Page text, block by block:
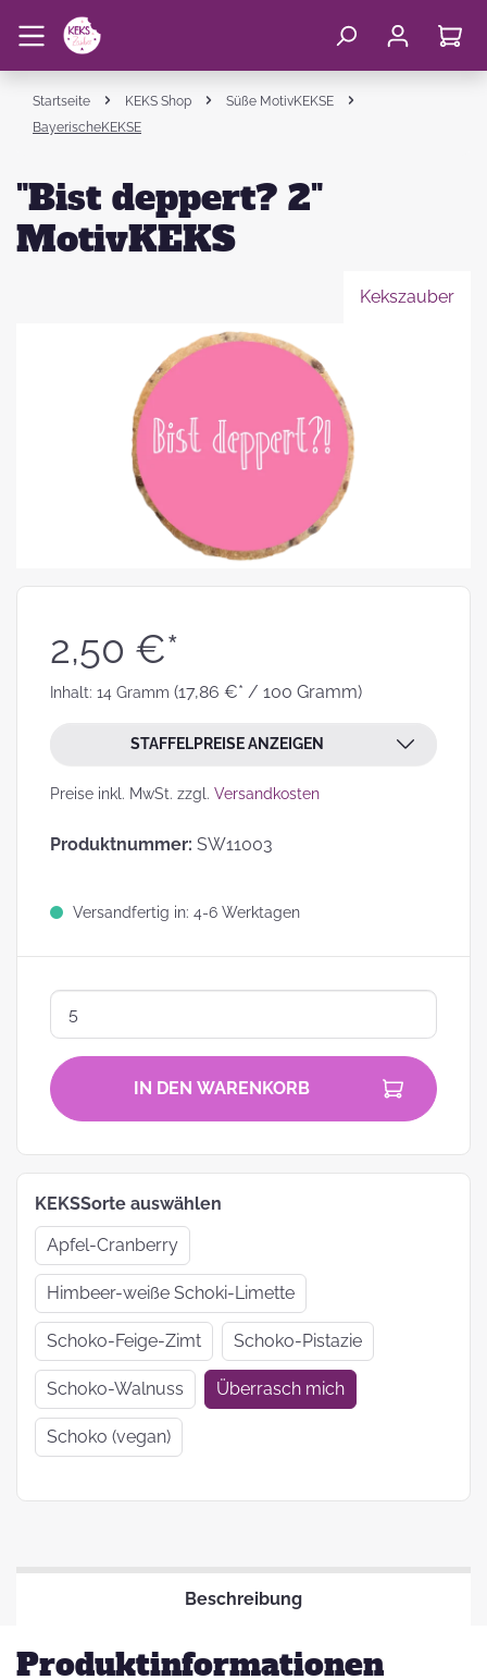
Startseite KEKS Shop
Süße MotivKEKSE
BayerischeKEKSE
"Bist deppert? 2"
MotivKEKS
Kekszauber
2,50 €*
Inhalt: 14 Gramm (17,86 €* / 100 Gramm)
STAFFELPREISE ANZEIGEN
Preise inkl. MwSt. zzgl. Versandkosten
Produktnummer: SW11003
Versandfertig in: 4-6 Werktagen
IN DEN WARENKORB
KEKSSorte auswählen
Apfel-Cranberry
Himbeer-weiße Schoki-Limette
Schoko-Feige-Zimt Schoko-Pistazie
Schoko-Walnuss Überrasch mich
Schoko (vegan)
Beschreibung
Produktinformationen